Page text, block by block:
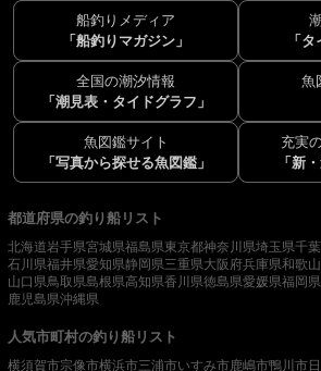
船釣りメディア
「船釣りマガジン」
「
全国の潮汐情報
「潮見表・タイドグラフ」
魚
魚図鑑サイト
「写真から探せる魚図鑑」
充実
「新
都道府県の釣り船リスト
北海道岩手県宮城県福島県東京都神奈川県埼玉県千
石川県福井県愛知県静岡県三重県大阪府兵庫県和歌
山口県鳥取県島根県高知県香川県徳島県愛媛県福岡県
鹿児島県沖縄県
人気市町村の釣り船リスト
横須賀市宗像市横浜市三浦市いすみ市鹿嶋市鴨川市